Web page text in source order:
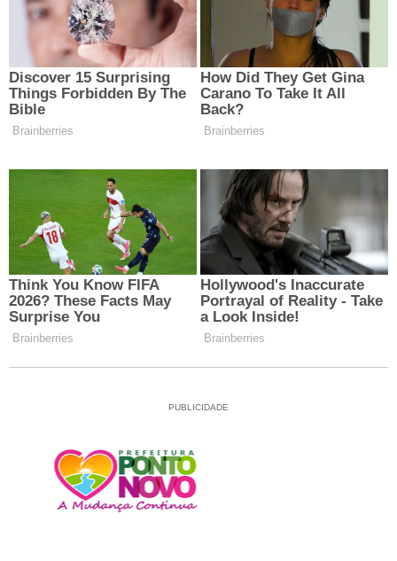
PUBLICIDADE